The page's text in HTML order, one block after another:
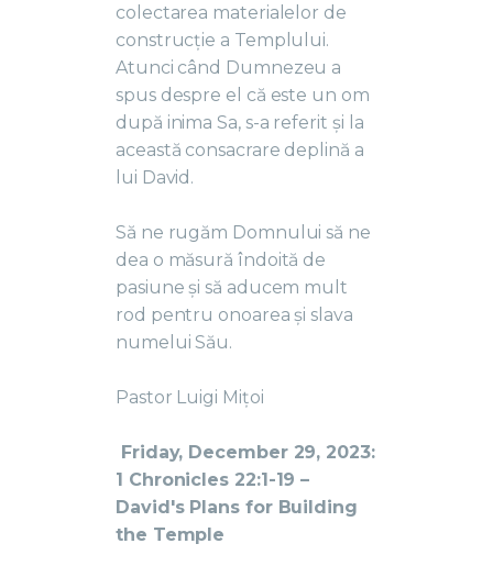
colectarea materialelor de
construcție a Templului.
Atunci când Dumnezeu a
spus despre el că este un om
după inima Sa, s-a referit și la
această consacrare deplină a
lui David.
Să ne rugăm Domnului să ne
dea o măsură îndoită de
pasiune și să aducem mult
rod pentru onoarea și slava
numelui Său.
Pastor Luigi Mițoi
Friday, December 29, 2023:
1 Chronicles 22:1-19 –
David's Plans for Building
the Temple